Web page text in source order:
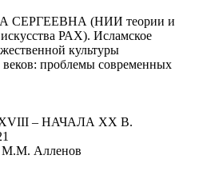
(НИИ теории и
РАХ). Исламское
культуры
проблемы современных
– НАЧАЛА XX В.
М.М. Алленов